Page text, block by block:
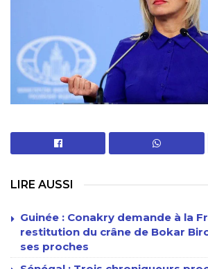
LIRE AUSSI
Guinée : Conakry demande à la
restitution du crâne de Bokar
ses proches